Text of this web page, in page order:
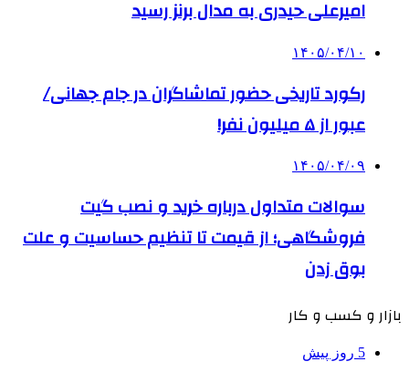
امیرعلی حیدری به مدال برنز رسید
۱۴۰۵/۰۴/۱۰
رکورد تاریخی حضور تماشاگران در جام جهانی/
عبور از ۵ میلیون نفر!
۱۴۰۵/۰۴/۰۹
سوالات متداول درباره خرید و نصب گیت
فروشگاهی؛ از قیمت تا تنظیم حساسیت و علت
بوق زدن
بازار و کسب و کار
5 روز پیش